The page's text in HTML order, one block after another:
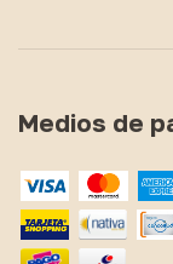
Medios de